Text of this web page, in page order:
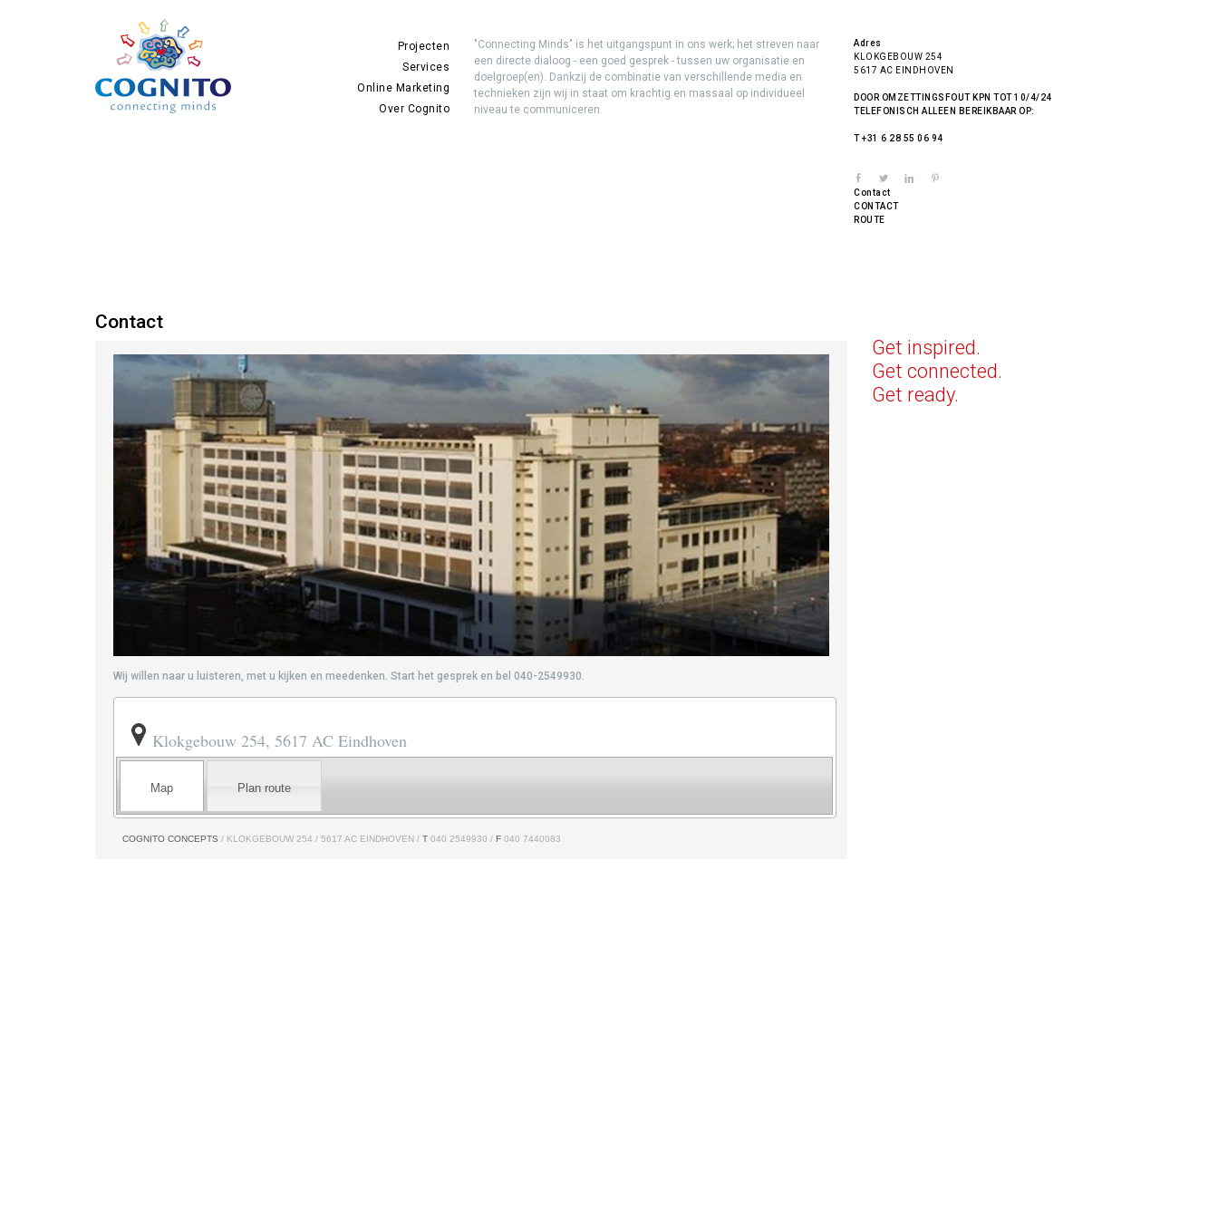
Projecten
Services
Online Marketing
Over Cognito
"Connecting Minds" is het uitgangspunt in ons werk; het streven naar
een directe dialoog - een goed gesprek - tussen uw organisatie en
doelgroep(en). Dankzij de combinatie van verschillende media en
technieken zijn wij in staat om krachtig en massaal op individueel
niveau te communiceren.
Adres
KLOKGEBOUW 254
5617 AC EINDHOVEN
DOOR OMZETTINGSFOUT KPN TOT 10/4/24
TELEFONISCH ALLEEN BEREIKBAAR OP:
T +31 6 28 55 06 94
Contact
CONTACT
ROUTE
Contact
Wij willen naar u luisteren, met u kijken en meedenken. Start het gesprek en bel 040-2549930.
Klokgebouw 254, 5617 AC Eindhoven
Map Plan route
COGNITO CONCEPTS / KLOKGEBOUW 254 / 5617 AC EINDHOVEN / T040 2549930 / F040 7440083
Get inspired.
Get connected.
Get ready.